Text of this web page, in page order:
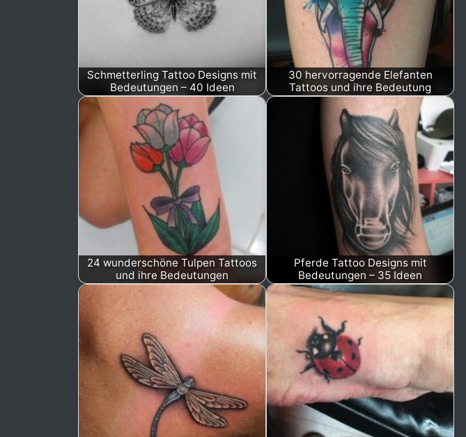
Schmetterling Tattoo Designs mit
Bedeutungen – 40 Ideen
30 hervorragende Elefanten
Tattoos und ihre Bedeutung
24 wunderschöne Tulpen Tattoos
und ihre Bedeutungen
Pferde Tattoo Designs mit
Bedeutungen – 35 Ideen